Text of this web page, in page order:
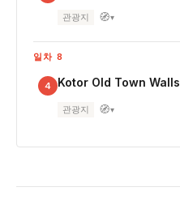
관광지 🧭▾
일차 8
4 Kotor Old Town Walls
관광지 🧭▾